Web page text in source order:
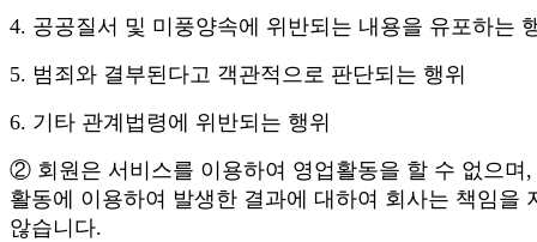
4. 공공질서 및 미풍양속에 위반되는 내용을 유포하는
5. 범죄와 결부된다고 객관적으로 판단되는 행위
6. 기타 관계법령에 위반되는 행위
② 회원은 서비스를 이용하여 영업활동을 할 수 없으며,
활동에 이용하여 발생한 결과에 대하여 회사는 책임을
않습니다.